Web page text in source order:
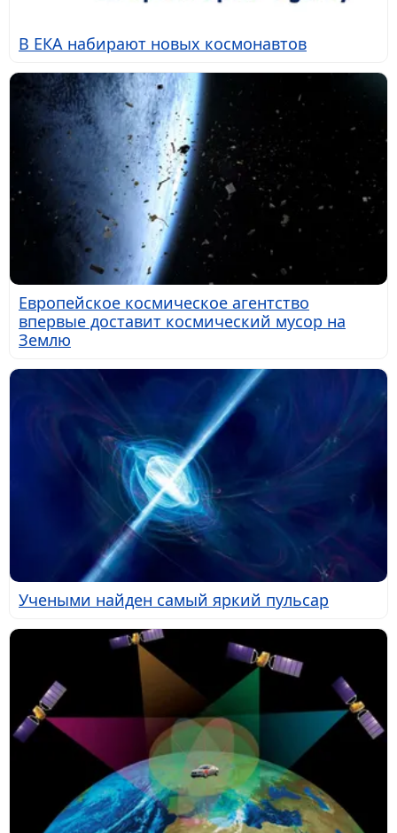
В ЕКА набирают новых космонавтов
Европейское космическое агентство
впервые доставит космический мусор на
Землю
Учеными найден самый яркий пульсар